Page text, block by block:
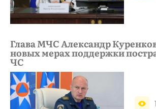
Глава МЧС Александр
новых мерах поддержки
ЧС